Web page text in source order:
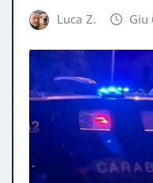
Luca Z. Giu